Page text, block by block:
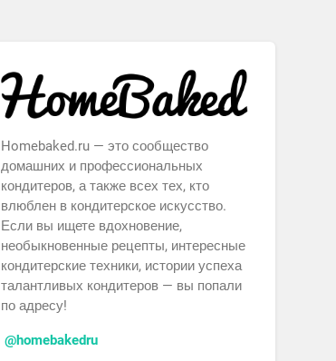
Homebaked.ru — это сообщество
домашних и профессиональных
кондитеров, а также всех тех, кто
влюблен в кондитерское искусство.
Если вы ищете вдохновение,
необыкновенные рецепты, интересные
кондитерские техники, истории успеха
талантливых кондитеров — вы попали
по адресу!
@homebakedru